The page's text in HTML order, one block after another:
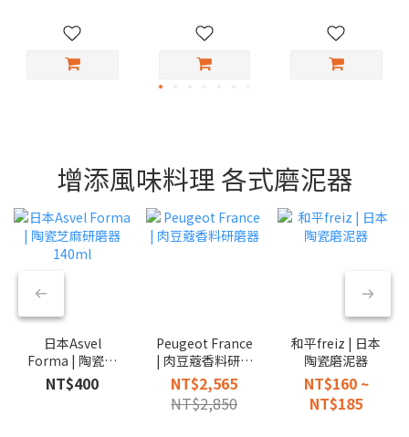
增添風味料理 各式磨泥器
日本Asvel
Forma | 陶瓷芝
麻研磨器 140ml
NT$400
Peugeot France
| 肉豆蔻香料研磨
器
NT$2,565
NT$2,850
和平freiz | 日本
陶瓷磨泥器
NT$160 ~
NT$185